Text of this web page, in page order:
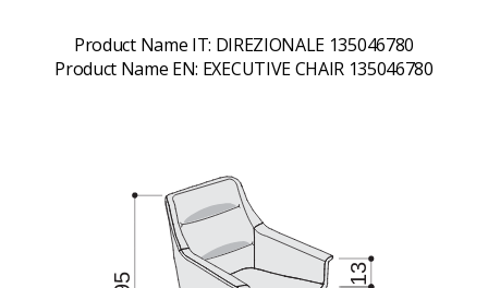
Product Name IT: DIREZIONALE 135046780
Product Name EN: EXECUTIVE CHAIR 135046780